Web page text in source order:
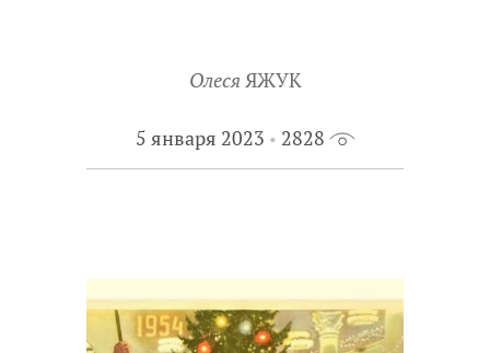
Олеся ЯЖУК
5 января 2023 2828